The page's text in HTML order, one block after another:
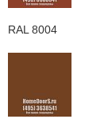
RAL 8004